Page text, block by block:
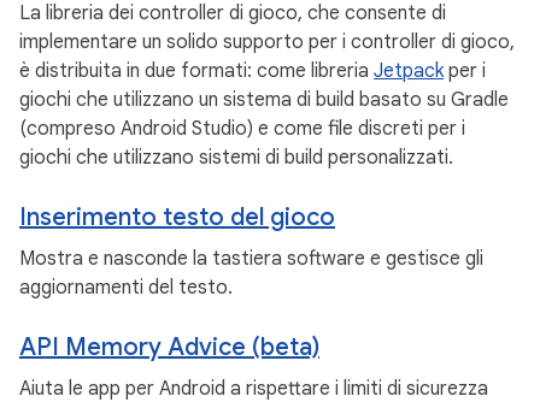
La libreria dei controller di gioco, che consente di
implementare un solido supporto per i controller di gioco,
è distribuita in due formati: come libreria Jetpackper i
giochi che utilizzano un sistema di build basato su Gradle
(compreso Android Studio) e come file discreti per i
giochi che utilizzano sistemi di build personalizzati.
Inserimento testo del gioco
Mostra e nasconde la tastiera software e gestisce gli
aggiornamenti del testo.
API Memory Advice (beta)
Aiuta le app per Android a rispettare i limiti di sicurezza